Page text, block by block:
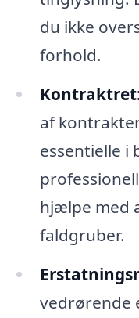
du ikke
forhold.
af
essentielle i
hjælpe med
faldgruber.
vedrørende